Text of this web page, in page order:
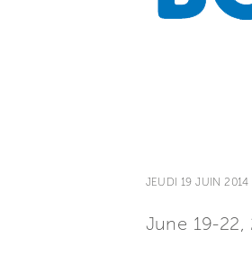
JEUDI 19 JUIN 2014
June 19-22,